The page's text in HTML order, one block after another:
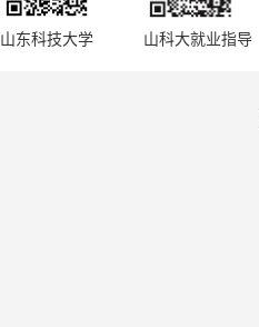
山东科技大学 山科大就业指导